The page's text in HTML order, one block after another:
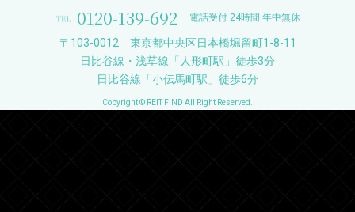
0120-139-692 電話受付 24時間 年中無休
〒103-0012 東京都中央区日本橋堀留町1-8-11
日比谷線・浅草線「人形町駅」徒歩3分
日比谷線「小伝馬町駅」徒歩6分
Copyright © REIT FIND All Right Reserved.